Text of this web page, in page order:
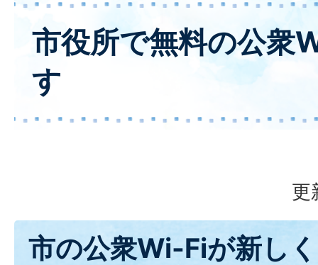
市役所で無料の公衆
す
更
市の公衆Wi-Fiが新し